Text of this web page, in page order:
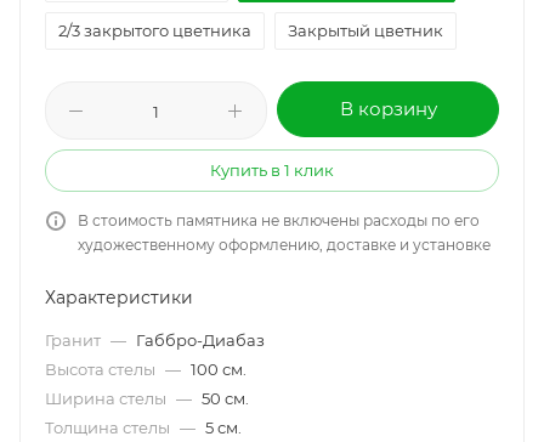
2/3 закрытого цветника Закрытый цветник
В корзину
Купить в 1 клик
В стоимость памятника не включены расходы по его
художественному оформлению, доставке и установке
Характеристики
Гранит — Габбро-Диабаз
Высота стелы — 100 см.
Ширина стелы — 50 см.
Толщина стелы — 5 см.